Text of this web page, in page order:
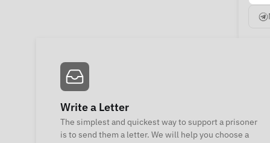
Write a Letter
The simplest and quickest way to support a prisoner
is to send them a letter. We will help you choose a